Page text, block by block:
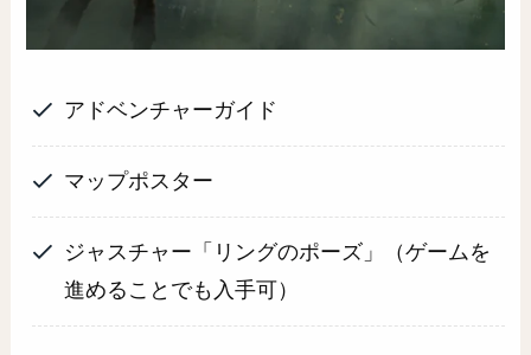
アドベンチャーガイド
マップポスター
ジャスチャー「リングのポーズ」（ゲームを
進めることでも入手可）